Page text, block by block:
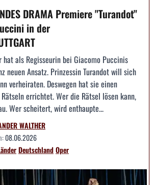
DRAMA Premiere "Turandot"
in der
hat als Regisseurin bei Giacomo Puccinis
neuen Ansatz. Prinzessin Turandot will sich
verheiraten. Deswegen hat sie einen
errichtet. Wer die Rätsel lösen kann,
Wer scheitert, wird enthaupte...
WALTHER
08.06.2026
DeutschlandOper